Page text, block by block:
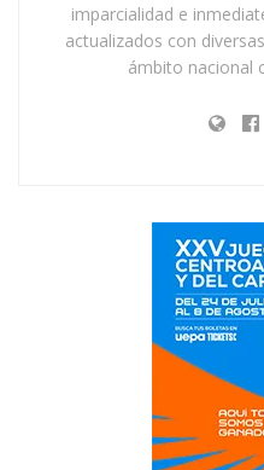
imparcialidad e
actualizados con
ámbito nacional